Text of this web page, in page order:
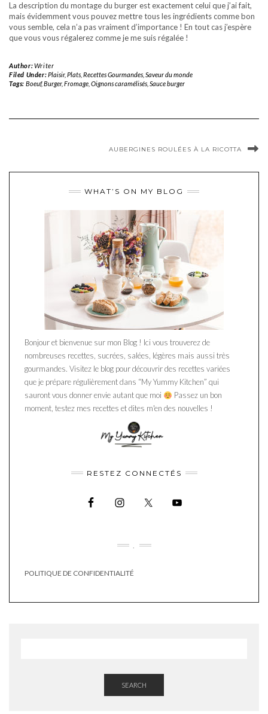
La description du montage du burger est exactement celui que j’ai fait,
mais évidemment vous pouvez mettre tous les ingrédients comme bon
vous semble, cela n’a pas vraiment d’importance ! En tout cas j’espère
que vous vous régalerez comme je me suis régalée !
Author:Writer
Filed Under:Plaisir, Plats, Recettes Gourmandes, Saveur du monde
Tags: Boeuf,Burger, Fromage, Oignons caramélisés, Sauce burger
AUBERGINES ROULÉES À LA RICOTTA
WHAT’S ON MY BLOG
Bonjour et bienvenue sur mon Blog ! Ici vous trouverez de
nombreuses recettes, sucrées, salées, légères mais aussi très
gourmandes. Visitez le blog pour découvrir des recettes variées
que je prépare régulièrement dans “My Yummy Kitchen” qui
sauront vous donner envie autant que moi
Passez un bon
moment, testez mes recettes et dites m'en des nouvelles !
RESTEZ CONNECTÉS
POLITIQUE DE CONFIDENTIALITÉ
SEARCH